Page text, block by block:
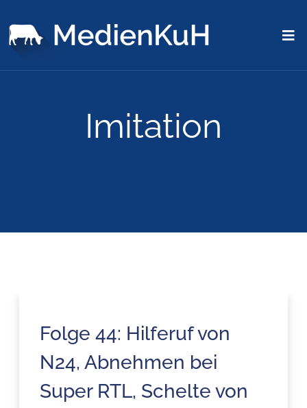
Imitation
Folge 44: Hilferuf von
N24, Abnehmen bei
Super RTL, Schelte von